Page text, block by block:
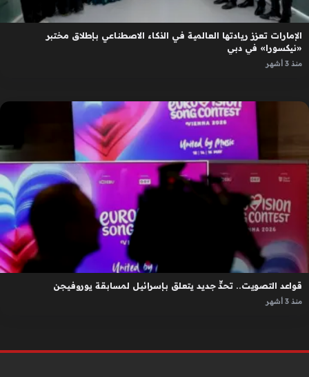
الإمارات تعزز ريادتها العالمية في الذكاء الاصطناعي بإطلاق مختبر
«نيكسورا» في دبي
منذ 3 أشهر
قواعد التصويت.. تحدٍّ جديد يتعلق بإسرائيل لمسابقة يوروفيجن
منذ 3 أشهر